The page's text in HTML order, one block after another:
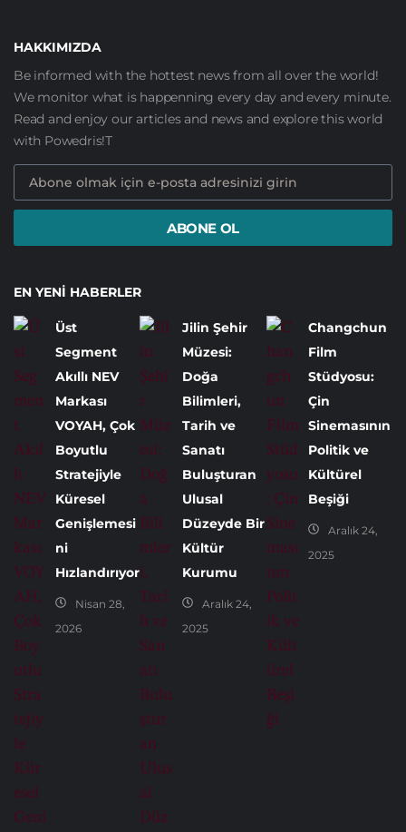
HAKKIMIZDA
Be informed with the hottest news from all over the world!
We monitor what is happenning every day and every minute.
Read and enjoy our articles and news and explore this world
with Powedris!T
ABONE OL
EN YENI HABERLER
Üst
Segment
Akıllı NEV
Markası
VOYAH, Çok
Boyutlu
Stratejiyle
Küresel
Genişlemesi
ni
Hızlandırıyor
Nisan 28,
2026
Jilin Şehir
Müzesi:
Doğa
Bilimleri,
Tarih ve
Sanatı
Buluşturan
Ulusal
Düzeyde Bir
Kültür
Kurumu
Aralık 24,
2025
Changchun
Film
Stüdyosu:
Çin
Sinemasının
Politik ve
Kültürel
Beşiği
Aralık 24,
2025